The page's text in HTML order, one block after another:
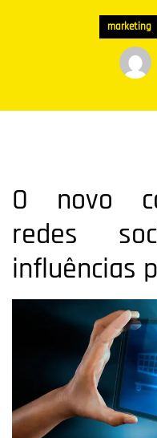
marketing
O novo
redes
influências